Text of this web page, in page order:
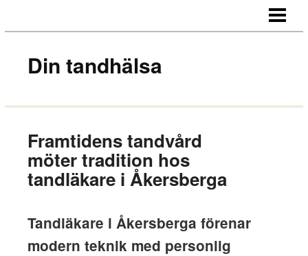
KONTAKT
Din tandhälsa
Framtidens tandvård
möter tradition hos
tandläkare i Åkersberga
Tandläkare i Åkersberga förenar
modern teknik med personlig